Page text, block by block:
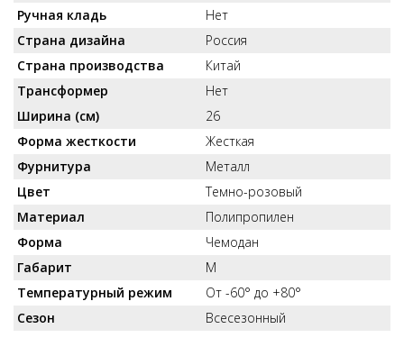
Ручная кладь
Нет
Страна дизайна
Россия
Страна производства
Китай
Трансформер
Нет
Ширина (см)
26
Форма жесткости
Жесткая
Фурнитура
Металл
Цвет
Темно-розовый
Материал
Полипропилен
Форма
Чемодан
Габарит
M
Температурный режим
От -60° до +80°
Сезон
Всесезонный